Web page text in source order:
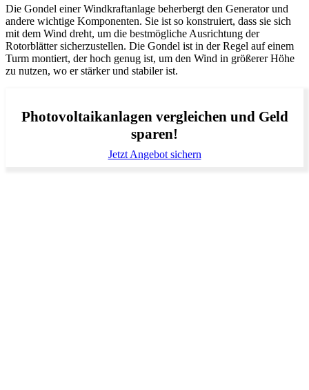
Die Gondel einer Windkraftanlage beherbergt den Generator und
andere wichtige Komponenten. Sie ist so konstruiert, dass sie sich
mit dem Wind dreht, um die bestmögliche Ausrichtung der
Rotorblätter sicherzustellen. Die Gondel ist in der Regel auf einem
Turm montiert, der hoch genug ist, um den Wind in größerer Höhe
zu nutzen, wo er stärker und stabiler ist.
Photovoltaikanlagen vergleichen und Geld
sparen!
Jetzt Angebot sichern